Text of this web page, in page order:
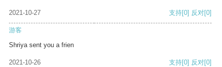
2021-10-27 支持[0] 反对[0]
游客
Shriya sent you a frien
2021-10-26 支持[0] 反对[0]